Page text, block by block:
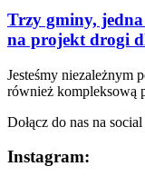
Trzy gminy,
na projekt drogi
Jesteśmy niezależnym
również kompleksową
Dołącz do nas na
Instagram: